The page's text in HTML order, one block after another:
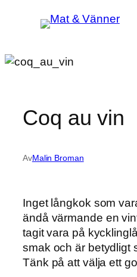
Coq au vin
AvMalin Broman
Inget långkok som
ändå värmande en
tagit vara på
smak och är betydligt
Tänk på att välja ett